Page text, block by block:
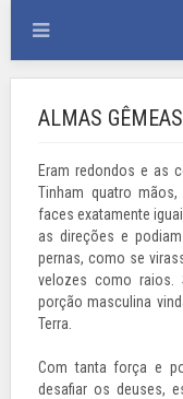
ALMAS
Eram redondos e as
Tinham quatro
faces exatamente
as direções e
pernas, como se
velozes como raios.
porção masculina
Terra.
Com tanta força e
desafiar os deuses,